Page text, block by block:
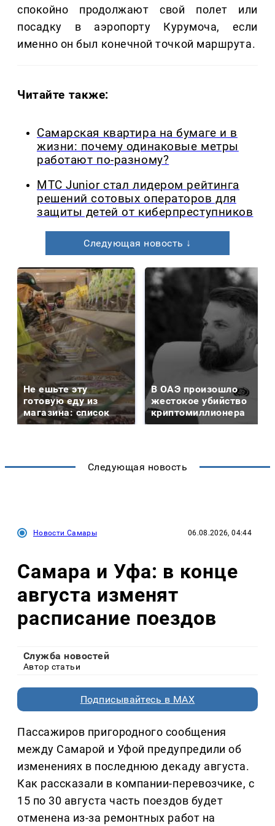
спокойно продолжают свой полет или
посадку в аэропорту Курумоча, если
именно он был конечной точкой маршрута.
Читайте также:
Самарская квартира на бумаге и в
жизни: почему одинаковые метры
работают по-разному?
МТС Junior стал лидером рейтинга
решений сотовых операторов для
защиты детей от киберпреступников
Следующая новость ↓
Не ешьте эту
готовую еду из
магазина: список
В ОАЭ произошло
жестокое убийство
криптомиллионера
Следующая новость
Новости Самары 06.08.2026, 04:44
Самара и Уфа: в конце
августа изменят
расписание поездов
Служба новостей
Автор статьи
Подписывайтесь в MAX
Пассажиров пригородного сообщения
между Самарой и Уфой предупредили об
изменениях в последнюю декаду августа.
Как рассказали в компании-перевозчике, с
15 по 30 августа часть поездов будет
отменена из-за ремонтных работ на